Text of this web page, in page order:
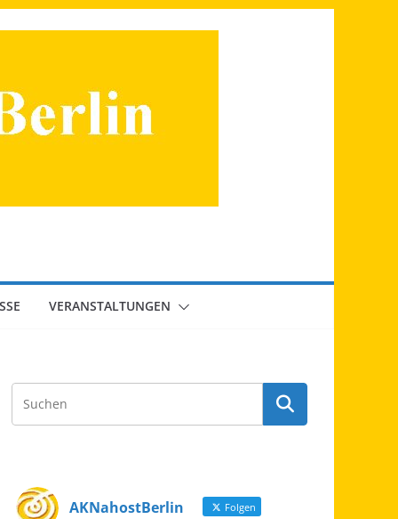
VERANSTALTUNGEN
AKNahostBerlin Folgen